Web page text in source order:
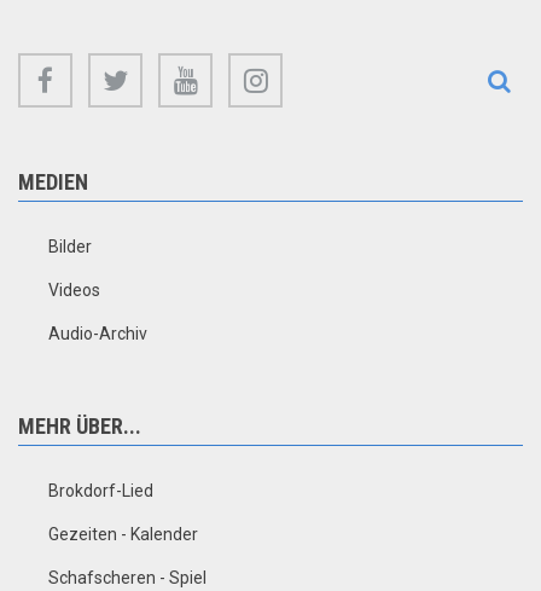
facebook twitter youtube
MEDIEN
Bilder
Videos
Audio-Archiv
MEHR ÜBER...
Brokdorf-Lied
Gezeiten - Kalender
Schafscheren - Spiel